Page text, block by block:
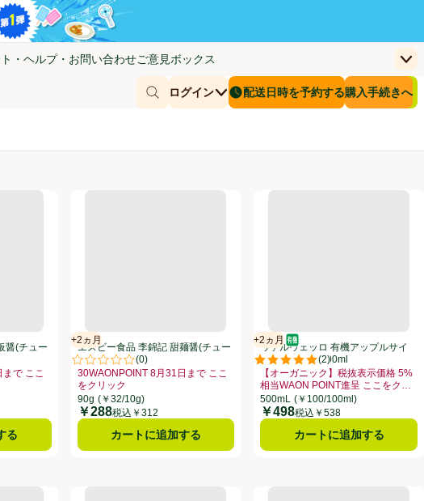
・ヘルプ・お問い合わせ
ンドウで開く)
ご意見ボックス
(新しいウィンドウで開く)
上
商品を探す
ログイン
配送日時を予約する
配送日時を予約する購入手続きへ
お客さまのカ
￥0
ックしてこのオファーのある全商品リストを表示
豆板醤(チューブ入り) 85g
：2ヵ月
5点中5.0点。
醤(チュー
ここ
8月31日まで ここをクリック、、クリックしてこのオファーのある全商品リストを表示
る
エスビー食品 李錦記 甜麺醤(チューブ入り) 90g
+2ヵ月
賞味・消費期限保証：2ヵ月
(0)
評価は0件のレビューで5点中0.0点。
エスビー食品 李錦記 甜麺醤(チュー
ブ入り) 90g
30WAONPOINT 8月31日まで ここ
をクリック
お買い得品名：30WAONPOINT 8月31日まで ここをクリック、、クリックし
90g (￥32/10g)
価格
￥288税込￥312
カートに追加する
ヴァルヴェッロ 有機アップル
+2ヵ月
賞味・消費期限保証：2ヵ月
オーガニック/有機
(2)
評価は2件のレビューで5点中5.0
ヴァルヴェッロ 有機アップルサイ
ダービネガー 500ml
【オーガニック】税抜表示価格 5%
相当WAON POINT進呈 ここをク
リック
お買い得品名：【オーガニック】税
500mL (￥100/100ml)
価格
￥498税込￥538
カートに追加する
ル 455g
サムギョプサル 105gヴァルヴェッロ オーガニック赤ワインビネガー 500ml
ヴァルヴェッロ オーガニック